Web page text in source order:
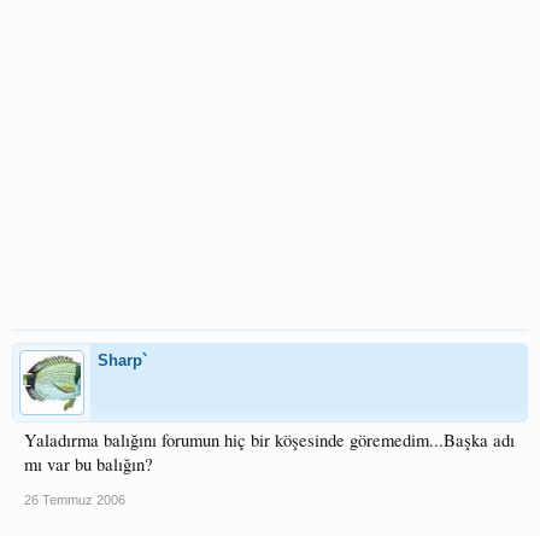
Sharp`
Yaladırma balığını forumun hiç bir köşesinde göremedim...Başka adı
mı var bu balığın?
26 Temmuz 2006